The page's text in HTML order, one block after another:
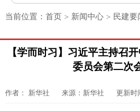
当前位置： 首页 > 新闻中心 > 民建要
【学而时习】习近平主持召
委员会第二次
作者： 新华社 来源：新华社 更新时